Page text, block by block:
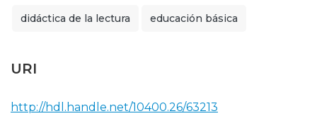
didáctica de la lectura educación básica
URI
http://hdl.handle.net/10400.26/63213